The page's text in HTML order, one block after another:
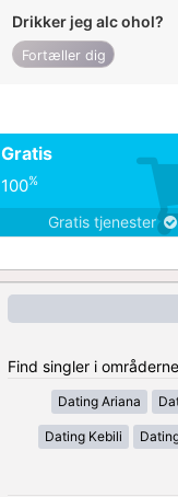
Drikker jeg alc ohol?
Fortæller dig
Gratis
100%
Gratis tjenester
Find singler i
Dating Ariana
Dating Kebili